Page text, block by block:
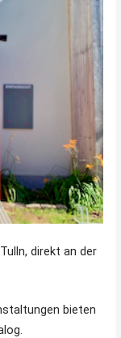
direkt an der
bieten